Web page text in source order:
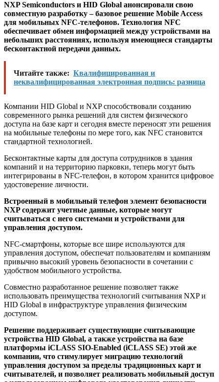
NXP Semiconductors и HID Global анонсировали свою
совместную разработку – базовое решение Mobile Access
для мобильных NFC-телефонов. Технология NFC
обеспечивает обмен информацией между устройствами на
небольших расстояниях, используя имеющиеся стандарты
бесконтактной передачи данных.
Читайте также: Квалифицированная и
неквалифицированная электронная подпись: разница
Компании HID Global и NXP способствовали созданию
современного рынка решений для систем физического
доступа на базе карт и сегодня вместе переносят эти решения
на мобильные телефоны по мере того, как NFC становится
стандартной технологией.
Бесконтактные карты для доступа сотрудников в здания
компаний и на территорию парковки, теперь могут быть
интегрированы в NFC-телефон, в котором хранится цифровое
удостоверение личности.
Встроенный в мобильный телефон элемент безопасности
NXP содержит учетные данные, которые могут
считываться с него системами и устройствами для
управления доступом.
NFC-смартфоны, которые все шире используются для
управления доступом, обеспечат пользователям и компаниям
привычно высокий уровень безопасности в сочетании с
удобством мобильного устройства.
Совместно разработанное решение позволяет также
использовать преимущества технологий считывания NXP и
HID Global в инфраструктуре управления физическим
доступом.
Решение поддерживает существующие считывающие
устройства HID Global, а также устройства на базе
платформы iCLASS SIO-Enabled (iCLASS SE) этой же
компании, что стимулирует миграцию технологий
управления доступом за пределы традиционных карт и
считывателей, и позволяет реализовать мобильный доступ